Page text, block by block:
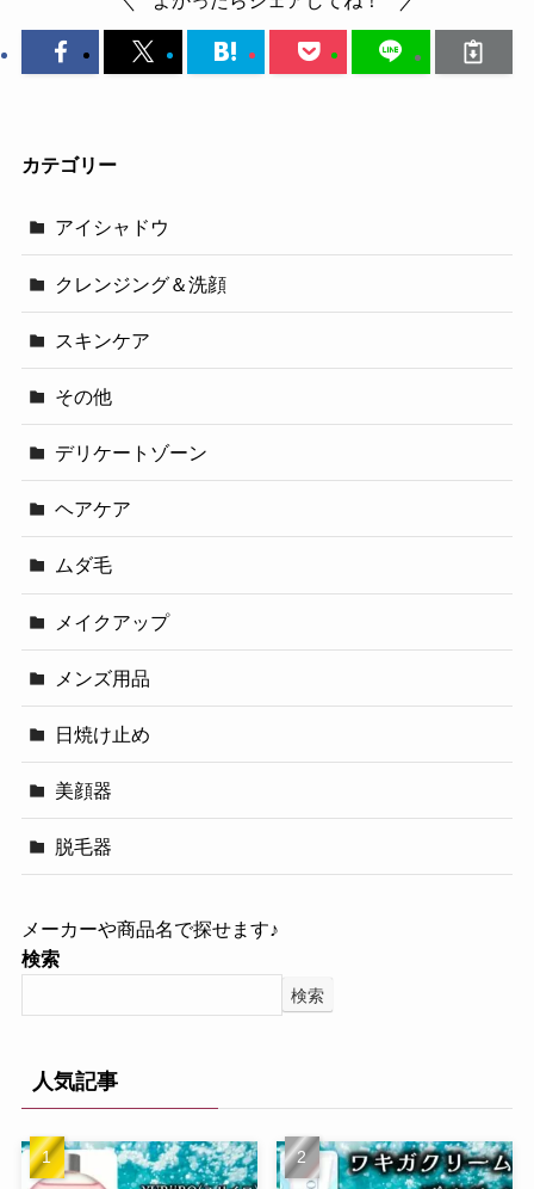
カテゴリー
アイシャドウ
クレンジング＆洗顔
スキンケア
その他
デリケートゾーン
ヘアケア
ムダ毛
メイクアップ
メンズ用品
日焼け止め
美顔器
脱毛器
メーカーや商品名で探せます♪
検索
検索
人気記事